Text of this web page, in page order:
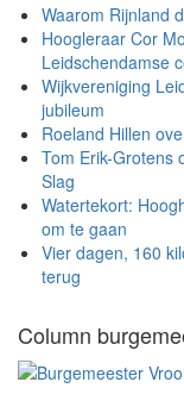
Waarom Rijnland
Hoogleraar Cor
Leidschendamse
Wijkvereniging
jubileum
Roeland Hillen
Tom Erik-Grotens
Slag
Watertekort:
om te gaan
Vier dagen, 160
terug
Column